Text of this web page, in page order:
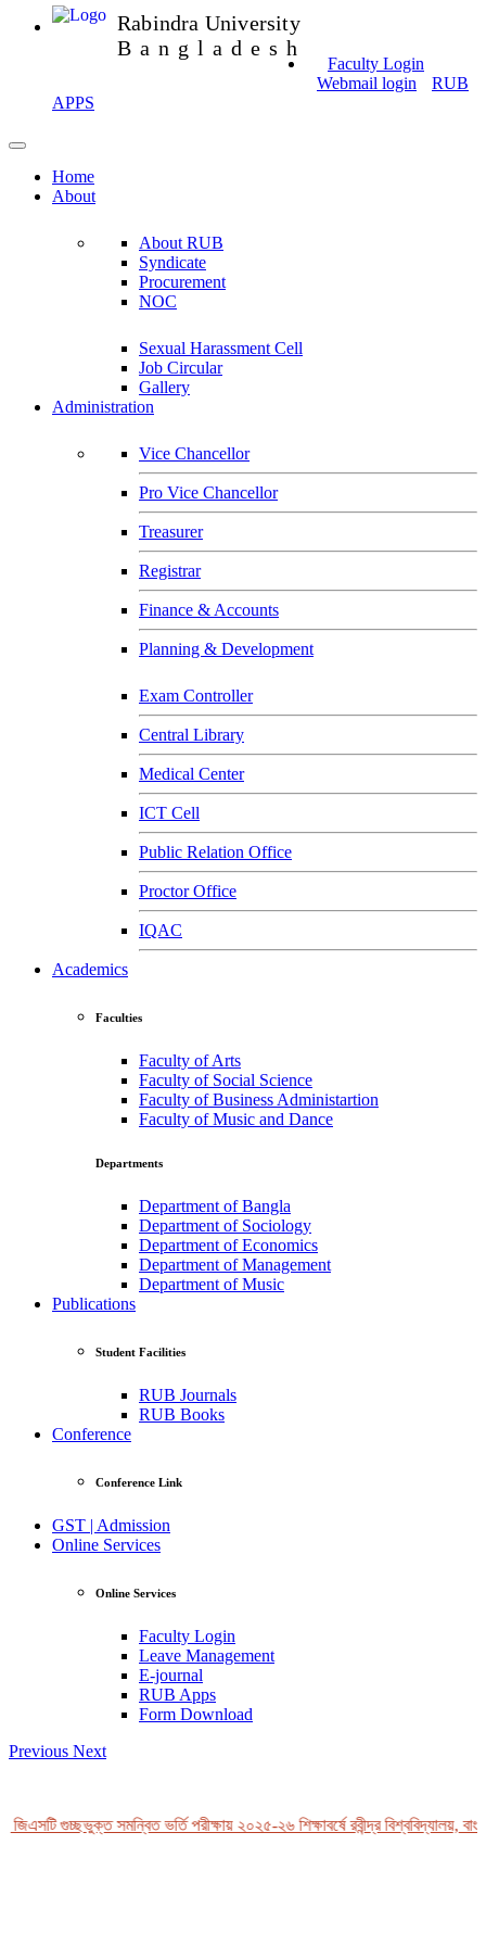
Rabindra University
Bangladesh
Faculty Login
Webmail login
RUB
APPS
Home
About
About RUB
Syndicate
Procurement
NOC
Sexual Harassment Cell
Job Circular
Gallery
Administration
Vice Chancellor
Pro Vice Chancellor
Treasurer
Registrar
Finance & Accounts
Planning & Development
Exam Controller
Central Library
Medical Center
ICT Cell
Public Relation Office
Proctor Office
IQAC
Academics
Faculties
Faculty of Arts
Faculty of Social Science
Faculty of Business Administartion
Faculty of Music and Dance
Departments
Department of Bangla
Department of Sociology
Department of Economics
Department of Management
Department of Music
Publications
Student Facilities
RUB Journals
RUB Books
Conference
Conference Link
GST | Admission
Online Services
Online Services
Faculty Login
Leave Management
E-journal
RUB Apps
Form Download
Previous Next
গুচ্ছভুক্ত সমন্বিত ভর্তি পরীক্ষায় ২০২৫-২৬ শিক্ষাবর্ষে রবীন্দ্র বিশ্ববিদ্যালয়,